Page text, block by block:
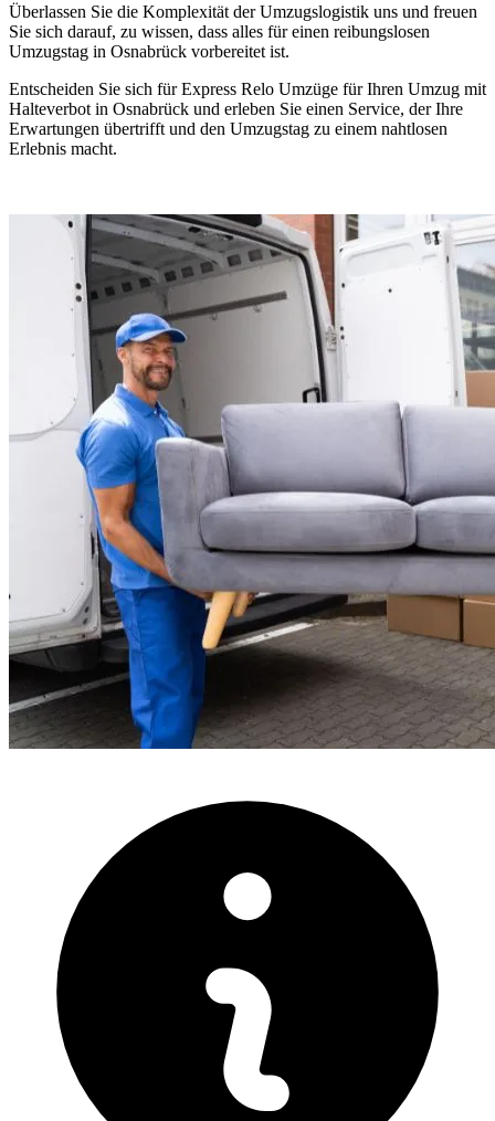
Überlassen Sie die Komplexität der Umzugslogistik uns und freuen
Sie sich darauf, zu wissen, dass alles für einen reibungslosen
Umzugstag in Osnabrück vorbereitet ist.
Entscheiden Sie sich für Express Relo Umzüge für Ihren Umzug mit
Halteverbot in Osnabrück und erleben Sie einen Service, der Ihre
Erwartungen übertrifft und den Umzugstag zu einem nahtlosen
Erlebnis macht.